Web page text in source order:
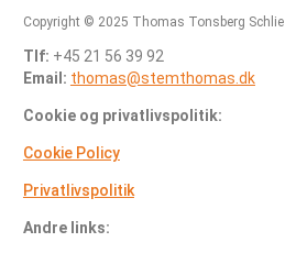
Copyright © 2025 Thomas Tonsberg Schlie
Tlf: +45 21 56 39 92
Email: thomas@stemthomas.dk
Cookie og privatlivspolitik:
Cookie Policy
Privatlivspolitik
Andre links: